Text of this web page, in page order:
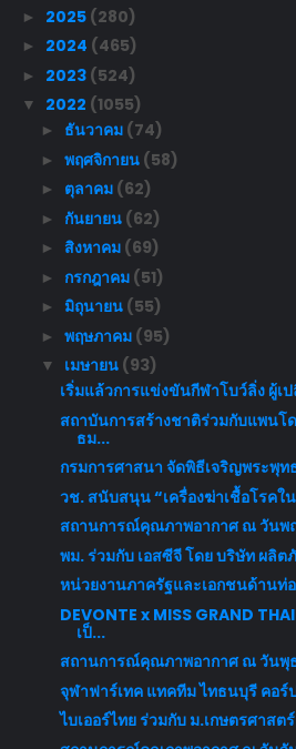
► 2025 (280)
► 2024 (465)
► 2023 (524)
▼ 2022 (1055)
► ธันวาคม (74)
► พฤศจิกายน (58)
► ตุลาคม (62)
► กันยายน (62)
► สิงหาคม (69)
► กรกฎาคม (51)
► มิถุนายน (55)
► พฤษภาคม (95)
▼ เมษายน (93)
เริ่มแล้วการแข่งขันกีฬาโบว์ลิ่ง ผู้เ
สถาบันการสร้างชาติร่วมกับแพน
ธม...
กรมการศาสนา จัดพิธีเจริญพระพุท
วช. สนับสนุน “เครื่องฆ่าเชื้อโรคใ
สถานการณ์คุณภาพอากาศ ณ วันพ
พม. ร่วมกับ เอสซีจี โดย บริษัท ผลิ
หน่วยงานภาครัฐและเอกชนด้านท่
DEVONTE x MISS GRAND
เป็...
สถานการณ์คุณภาพอากาศ ณ วันพุ
จุฬาฟาร์เทค แทคทีม ไทธนบุรี คอร์
ไบเออร์ไทย ร่วมกับ ม.เกษตรศาสต